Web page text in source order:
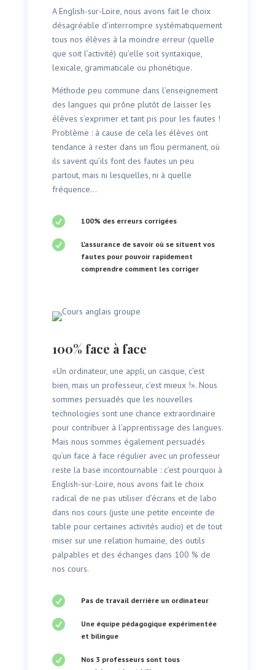
A English-sur-Loire, nous avons fait le choix
désagréable d’interrompre systématiquement
tous nos élèves à la moindre erreur (quelle
que soit l’activité) qu’elle soit syntaxique,
lexicale, grammaticale ou phonétique.
Méthode peu commune dans l’enseignement
des langues qui prône plutôt de laisser les
élèves s’exprimer et tant pis pour les fautes !
Problème : à cause de cela les élèves ont
tendance à rester dans un flou permanent, où
ils savent qu’ils font des fautes un peu
partout, mais ni lesquelles, ni à quelle
fréquence…
 100% des erreurs corrigées

L'assurance de savoir où se situent vos
fautes pour pouvoir rapidement
comprendre comment les corriger
100% face à face
«Un ordinateur, une appli, un casque, c’est
bien, mais un professeur, c’est mieux !». Nous
sommes persuadés que les nouvelles
technologies sont une chance extraordinaire
pour contribuer à l’apprentissage des langues.
Mais nous sommes également persuadés
qu’un face à face régulier avec un professeur
reste la base incontournable : c’est pourquoi à
English-sur-Loire, nous avons fait le choix
radical de ne pas utiliser d’écrans et de labo
dans nos cours (juste une petite enceinte de
table pour certaines activités audio) et de tout
miser sur une relation humaine, des outils
palpables et des échanges dans 100 % de
nos cours.
 Pas de travail derrière un ordinateur

Une équipe pédagogique expérimentée
et bilingue

Nos 3 professeurs sont tous